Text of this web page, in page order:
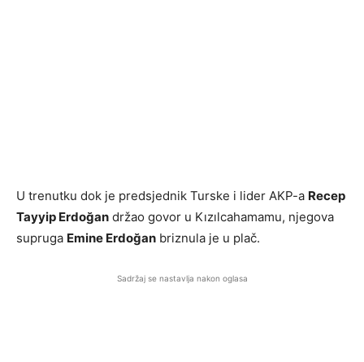
U trenutku dok je predsjednik Turske i lider AKP-a Recep
Tayyip Erdoğan držao govor u Kızılcahamamu, njegova
supruga Emine Erdoğan briznula je u plač.
Sadržaj se nastavlja nakon oglasa